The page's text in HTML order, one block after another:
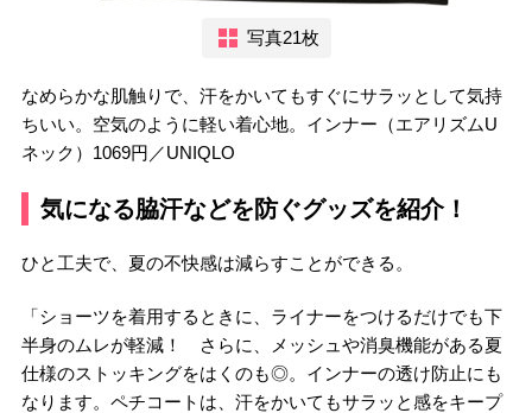
写真21枚
なめらかな肌触りで、汗をかいてもすぐにサラッとして気持
ちいい。空気のように軽い着心地。インナー（エアリズムU
ネック）1069円／UNIQLO
気になる脇汗などを防ぐグッズを紹介！
ひと工夫で、夏の不快感は減らすことができる。
「ショーツを着用するときに、ライナーをつけるだけでも下
半身のムレが軽減！ さらに、メッシュや消臭機能がある夏
仕様のストッキングをはくのも◎。インナーの透け防止にも
なります。ペチコートは、汗をかいてもサラッと感をキープ